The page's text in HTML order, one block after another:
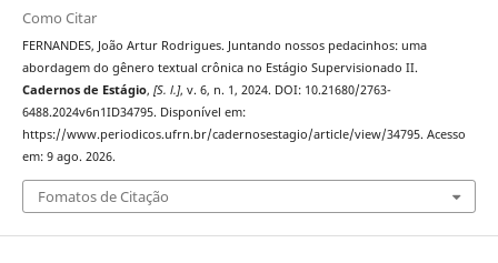
Como Citar
FERNANDES, João Artur Rodrigues. Juntando nossos pedacinhos: uma
abordagem do gênero textual crônica no Estágio Supervisionado II.
Cadernos de Estágio, [S. l.], v. 6, n. 1, 2024. DOI: 10.21680/2763-
6488.2024v6n1ID34795. Disponível em:
https://www.periodicos.ufrn.br/cadernosestagio/article/view/34795. Acesso
em: 9 ago. 2026.
Fomatos de Citação